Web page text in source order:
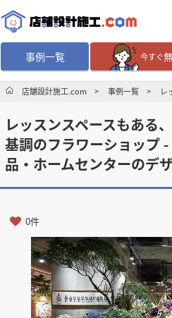
事例一覧 今すぐ
無料相談
デザイン設計・施工業者を探す
店舗・商業施設の施工事例を探
店舗設計施工.comとは
内装の費用相場シミュレーター
店舗設計施工.com 事例一覧 レ
レッスンスペースもある
基調のフラワーショップ
品・ホームセンターのデ
0件